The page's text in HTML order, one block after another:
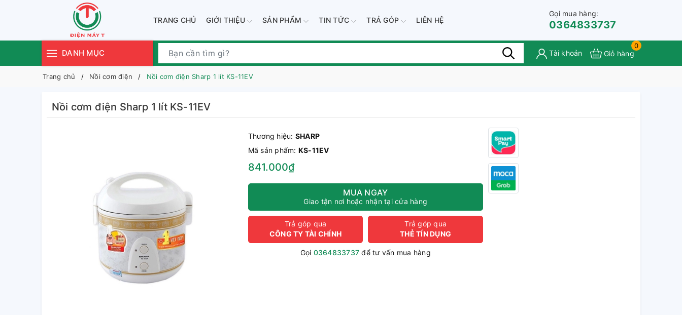
TRANG CHỦ GIỚI THIỆU SẢN PHẨM TIN TỨC TRẢ GÓP LIÊN HỆ
Gọi mua hàng:
0364833737
DANH MỤC Tài khoản
0
Giỏ hàng
Trang chủ Nồi cơm điện Nồi cơm điện Sharp 1 lít KS-11EV
Nồi cơm điện Sharp 1 lít KS-11EV
Thương hiệu: SHARP
Mã sản phẩm: KS-11EV
841.000₫
MUA NGAY
Giao tận nơi hoặc nhận tại cửa hàng
Trả góp qua
CÔNG TY TÀI CHÍNH
Trả góp qua
THẺ TÍN DỤNG
Gọi 0364833737 để tư vấn mua hàng